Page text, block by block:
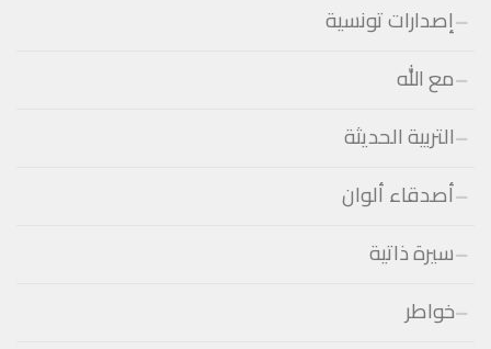
إصدارات تونسية
مع الله
التربية الحديثة
أصدقاء ألوان
سيرة ذاتية
خواطر